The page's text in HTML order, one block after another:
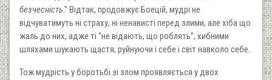
безчесність." Відтак, продовжує Боецій, мудрі не
відчуватимуть ні страху, ні ненависті перед злими, але хіба що
жаль до них, адже ті “не відають, що роблять”, хибними
шляхами шукають щастя, руйнуючи і себе і світ навколо себе.
Тож мудрість у боротьбі зі злом проявляється у двох